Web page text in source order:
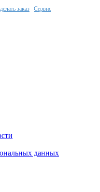
заказ Сервис
данных